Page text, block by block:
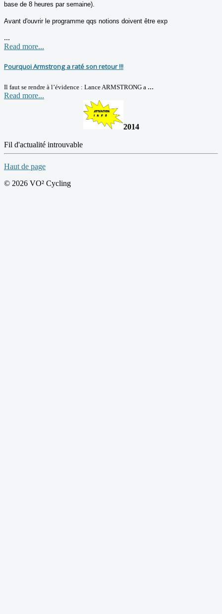
base de 8 heures par semaine).
Avant d'ouvrir le programme qqs notions doivent être exp
...
Read more...
Pourquoi Armstrong a raté son retour !!!
Il faut se rendre à l’évidence : Lance ARMSTRONG a ...
Read more...
2014
Fil d'actualité introuvable
Haut de page
© 2026 VO² Cycling